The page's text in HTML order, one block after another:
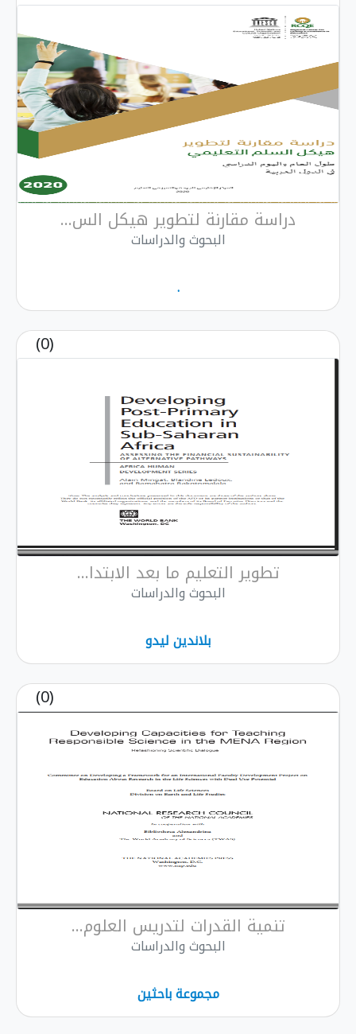
دراسة مقارنة لتطوير هيكل الس...
البحوث والدراسات
.
(0)
تطوير التعليم ما بعد الابتدا...
البحوث والدراسات
بلاندين ليدو
(0)
تنمية القدرات لتدريس العلوم...
البحوث والدراسات
مجموعة باحثين